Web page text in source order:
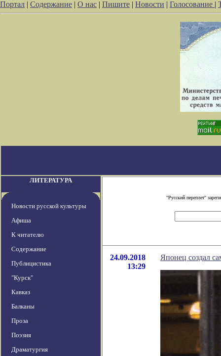
Портал | Содержание | О нас | Пишите | Новости | Голосование |
ЛИТЕРАТУРА
Новости русской культуры
Афиша
К читателю
Содержание
Публицистика
"Курск"
Кавказ
Балканы
Проза
Поэзия
Драматургия
"Русский переплет"
24.09.2018
13:29
Японец создал